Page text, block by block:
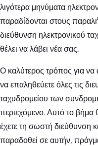
λιγότερα μηνύματα
παραδίδονται στους
διεύθυνση ηλεκτρονικού
θέλει να λάβει νέα σας.
Ο καλύτερος τρόπος για να
να επαληθεύετε όλες τις
ταχυδρομείου των
περιεχόμενο. Αυτό το βήμα
έχετε τη σωστή διεύθυνση
παραδοθεί σε αυτήν,